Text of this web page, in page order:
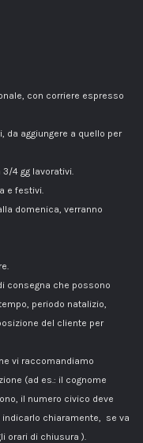
con corriere espresso
da aggiungere a quello per
3/4 gg lavorativi.
e festivi.
domenica, verranno
consegna che possono
periodo natalizio,
del cliente per
vi raccomandiamo
(ad es.: il cognome
il numero civico deve
chiaramente, se va
orari di chiusura ).